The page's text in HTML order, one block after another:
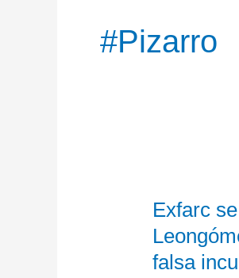
#Pizarro
Exfarc
falsa
se
atribuyen
asesinato